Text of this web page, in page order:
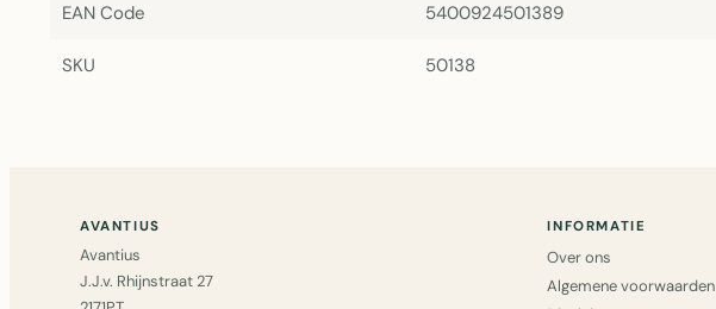
EAN Code 5400924501389
SKU 50138
AVANTIUS
Avantius
J.J.v. Rhijnstraat 27
INFORMATIE
Over ons
Algemene voorwaarden